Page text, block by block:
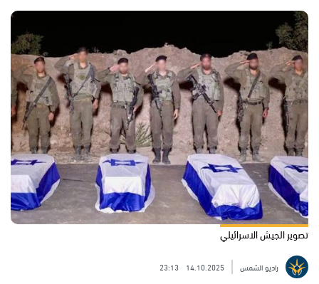
تصوير الجيش الاسرائيلي
راديو الشمس 14.10.2025
23:13